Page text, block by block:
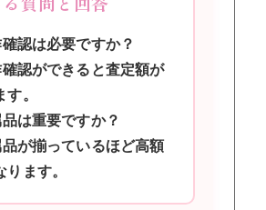
認は必要ですか？
認ができると査定額が
す。
は重要ですか？
が揃っているほど高額
ります。